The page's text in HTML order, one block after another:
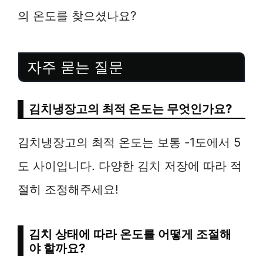
의 온도를 찾으셨나요?
자주 묻는 질문
김치냉장고의 최적 온도는 무엇인가요?
김치냉장고의 최적 온도는 보통 -1도에서 5
도 사이입니다. 다양한 김치 저장에 따라 적
절히 조정해주세요!
김치 상태에 따라 온도를 어떻게 조절해
야 할까요?